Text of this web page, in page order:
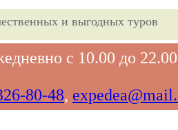
и выгодных туров
с 10.00 до 22.00
80-48,